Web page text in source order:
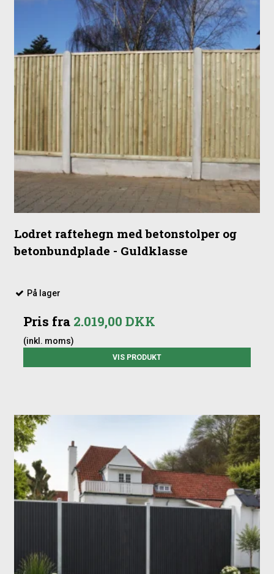
Lodret raftehegn med betonstolper og
betonbundplade - Guldklasse
På lager
Pris fra 2.019,00 DKK
(inkl. moms)
VIS PRODUKT